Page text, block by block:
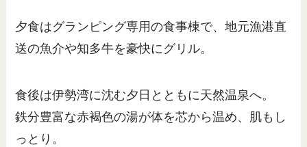
夕食はグランピング専用の食事棟で、地元漁港直
送の魚介や知多牛を豪快にグリル。
食後は伊勢湾に沈む夕日とともに天然温泉へ。
鉄分豊富な赤褐色の湯が体を芯から温め、肌もし
っとり。